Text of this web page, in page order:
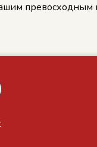
превосходным